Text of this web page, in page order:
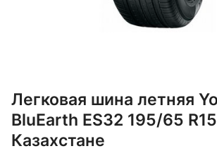
Легковая шина летняя
BluEarth ES32 195/65
Казахстане